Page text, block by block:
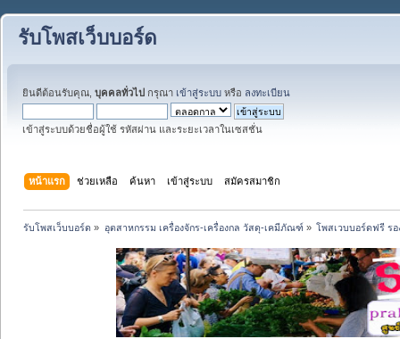
รับโพสเว็บบอร์ด
ยินดีต้อนรับคุณ, บุคคลทั่วไป กรุณา เข้าสู่ระบบ หรือ ลงทะเบียน
เข้าสู่ระบบด้วยชื่อผู้ใช้ รหัสผ่าน และระยะเวลาในเซสชั่น
หน้าแรก ช่วยเหลือ ค้นหา เข้าสู่ระบบ สมัครสมาชิก
รับโพสเว็บบอร์ด » อุตสาหกรรม เครื่องจักร-เครื่องกล วัสดุ-เคมีภัณฑ์ » โพสเวบบอร์ดฟรี รอ